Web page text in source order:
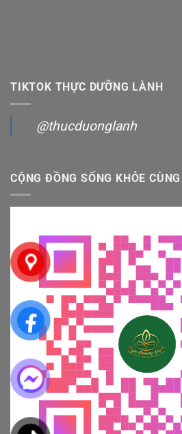
TIKTOK THỰC DƯỠNG LÀNH
@thucduonglanh
CỘNG ĐỒNG SỐNG KHỎE